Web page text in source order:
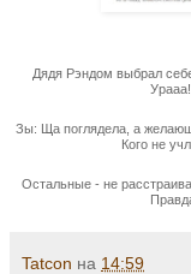
Дядя Рэндом выбрал
Зы: Ща поглядела, а
Кого не
Остальные - не
Tatcon на 14:59